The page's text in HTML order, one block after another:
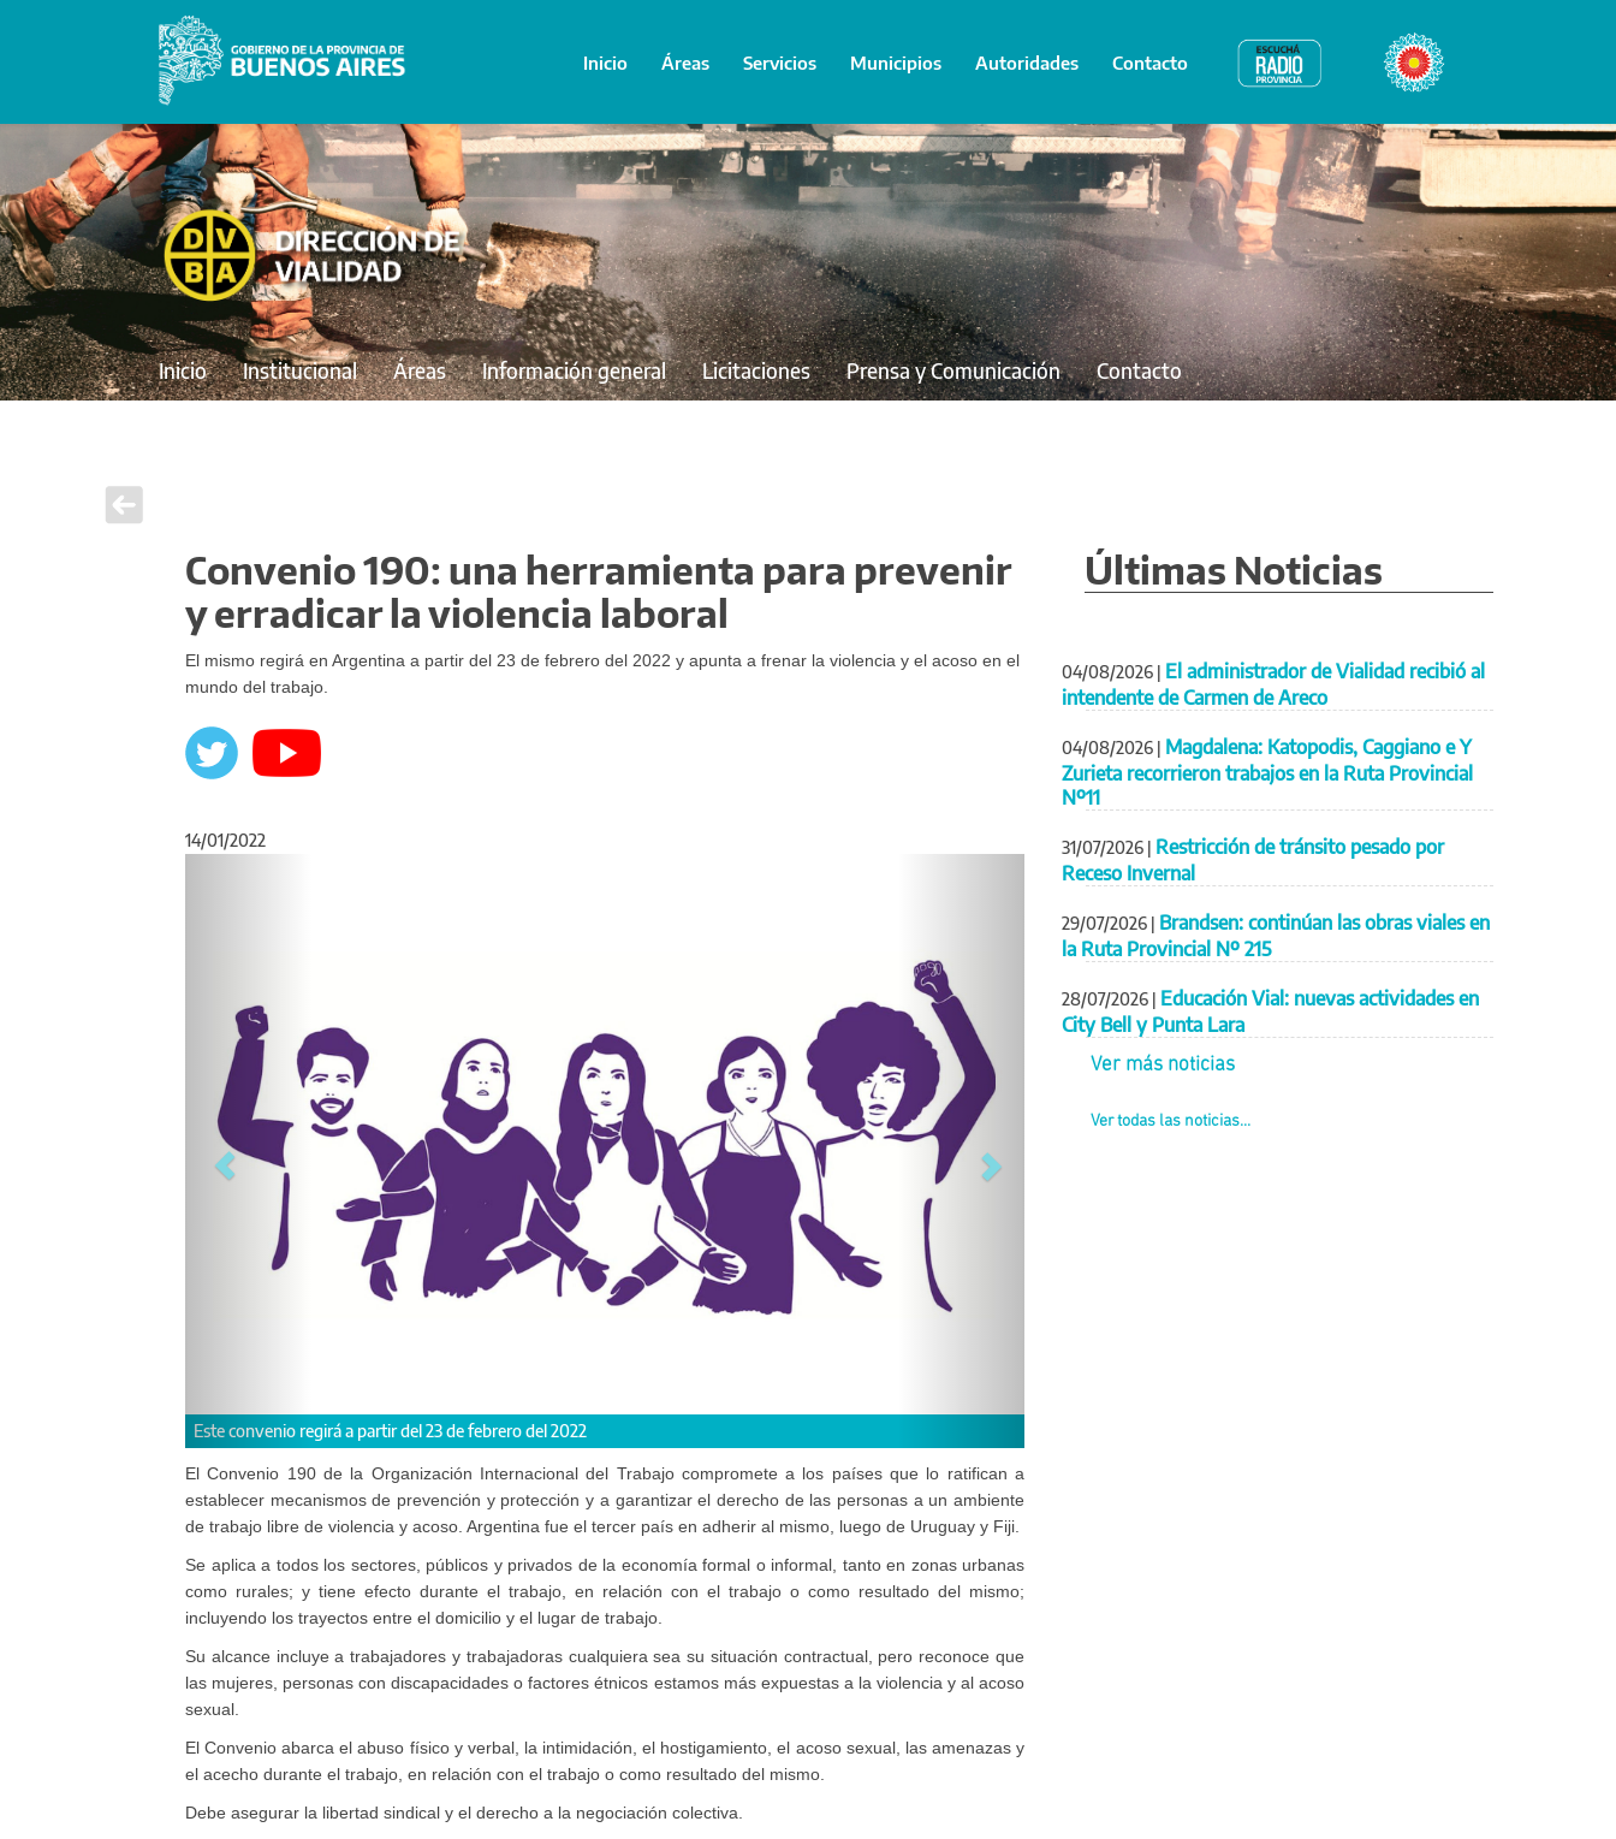
Inicio Áreas Servicios Municipios Autoridades Contacto Radio Provincia Bicentenario
Inicio Institucional Áreas Información general Licitaciones Prensa y Comunicación Contacto
Convenio 190: una herramienta para prevenir
y erradicar la violencia laboral
El mismo regirá en Argentina a partir del 23 de febrero del 2022 y apunta a frenar la violencia y el acoso en el
mundo del trabajo.
14/01/2022
Este convenio regirá a partir del 23 de febrero del 2022
Siguiente
El Convenio 190 de la Organización Internacional del Trabajo compromete a los países que lo ratifican a
establecer mecanismos de prevención y protección y a garantizar el derecho de las personas a un ambiente
de trabajo libre de violencia y acoso. Argentina fue el tercer país en adherir al mismo, luego de Uruguay y Fiji.
Se aplica a todos los sectores, públicos y privados de la economía formal o informal, tanto en zonas urbanas
como rurales; y tiene efecto durante el trabajo, en relación con el trabajo o como resultado del mismo;
incluyendo los trayectos entre el domicilio y el lugar de trabajo.
Su alcance incluye a trabajadores y trabajadoras cualquiera sea su situación contractual, pero reconoce que
las mujeres, personas con discapacidades o factores étnicos estamos más expuestas a la violencia y al acoso
sexual.
El Convenio abarca el abuso físico y verbal, la intimidación, el hostigamiento, el acoso sexual, las amenazas y
el acecho durante el trabajo, en relación con el trabajo o como resultado del mismo.
Debe asegurar la libertad sindical y el derecho a la negociación colectiva.
Últimas Noticias
04/08/2026 | El administrador de Vialidad recibió al
intendente de Carmen de Areco
04/08/2026 | Magdalena: Katopodis, Caggiano e Y
Zurieta recorrieron trabajos en la Ruta Provincial
Nº11
31/07/2026 | Restricción de tránsito pesado por
Receso Invernal
29/07/2026 | Brandsen: continúan las obras viales en
la Ruta Provincial Nº 215
28/07/2026 | Educación Vial: nuevas actividades en
City Bell y Punta Lara
Ver más noticias
Ver todas las noticias...